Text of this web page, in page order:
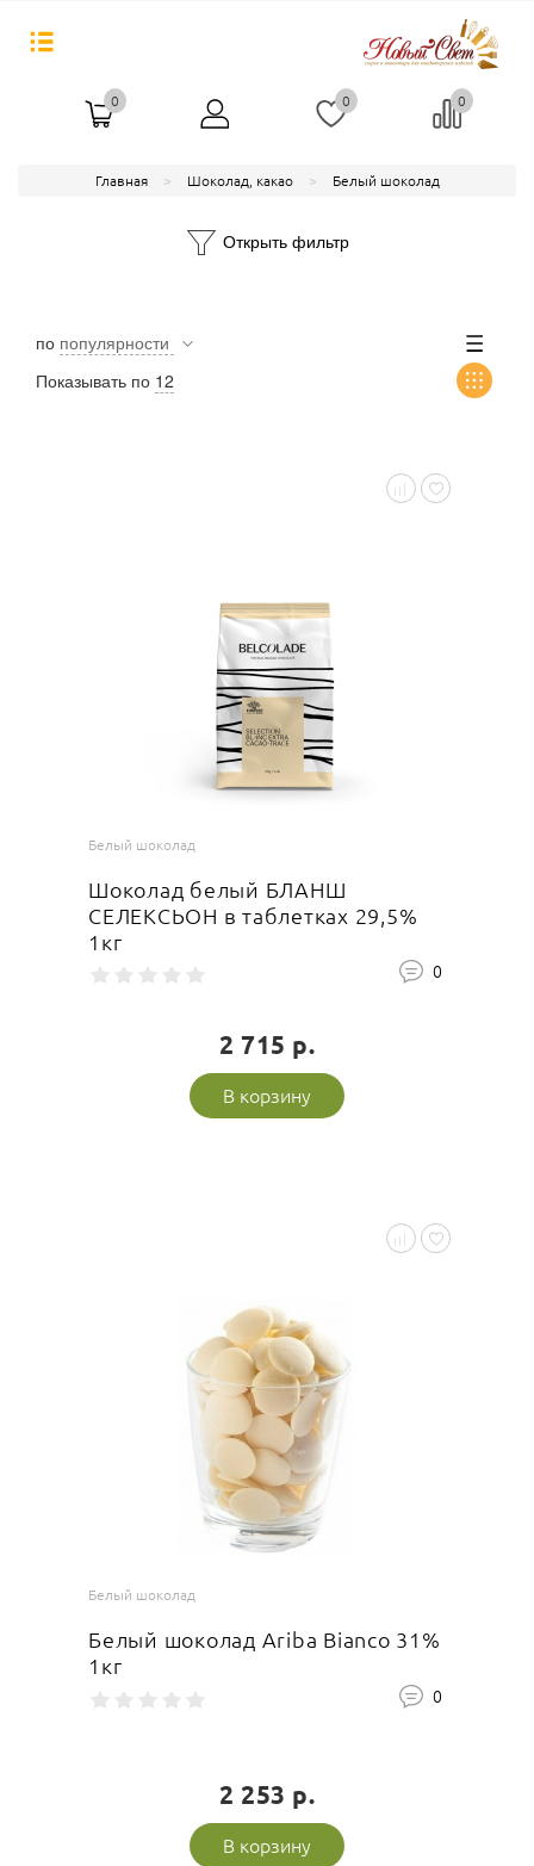
0 0 0
Главная Шоколад, какао Белый шоколад
Открыть фильтр
по популярности
Показывать по 12
Белый шоколад
Шоколад белый БЛАНШ
СЕЛЕКСЬОН в таблетках 29,5%
1кг
0
2 715 р.
В корзину
Белый шоколад
Белый шоколад Ariba Bianco 31%
1кг
0
2 253 р.
В корзину